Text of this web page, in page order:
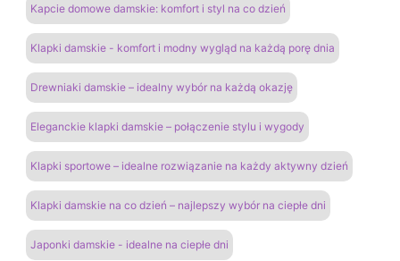
Kapcie domowe damskie: komfort i styl na co dzień
Klapki damskie - komfort i modny wygląd na każdą porę dnia
Drewniaki damskie – idealny wybór na każdą okazję
Eleganckie klapki damskie – połączenie stylu i wygody
Klapki sportowe – idealne rozwiązanie na każdy aktywny dzień
Klapki damskie na co dzień – najlepszy wybór na ciepłe dni
Japonki damskie - idealne na ciepłe dni